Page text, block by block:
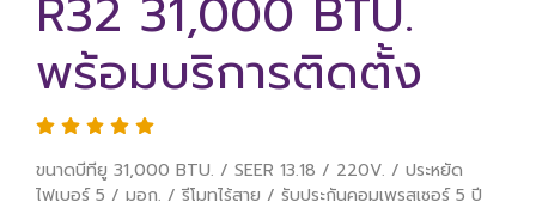
R32 31,000 BTU.
พร้อมบริการติดตั้ง
ขนาดบีทียู 31,000 BTU. / SEER 13.18 / 220V. / ประหยัด
ไฟเบอร์ 5 / มอก. / รีโมทไร้สาย / รับประกันคอมเพรสเซอร์ 5 ปี